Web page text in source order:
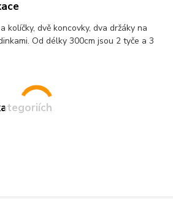
kolíčky, dvě koncovky, dva držáky na
Od délky 300cm jsou 2 tyče a 3